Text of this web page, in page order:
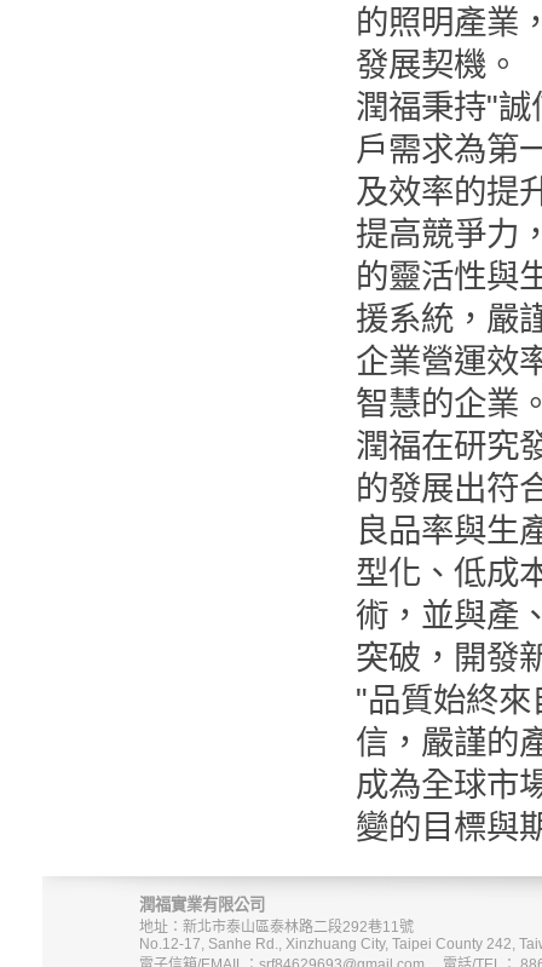
的照明產業
發展契機。
潤福秉持"
戶需求為第
及效率的提
提高競爭力
的靈活性與
援系統，嚴
企業營運效
智慧的企業
潤福在研究
的發展出符
良品率與生
型化、低成
術，並與產
突破，開發
"品質始終
信，嚴謹的
成為全球市
變的目標與
潤福實業有限公司
地址：新北市泰山區泰林路二段292巷11號
No.12-17, Sanhe Rd., Xinzhuang City, Taipei County 242,